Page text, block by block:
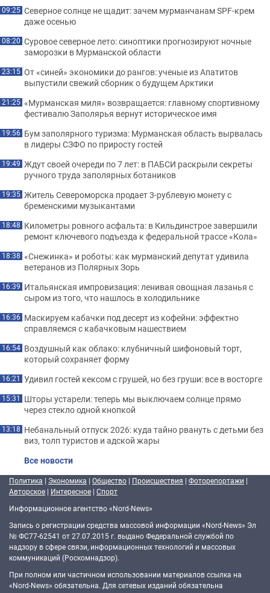
09:25 Северное солнце не щадит: зачем мурманчанам SPF-крем
даже осенью
08:20 Суровое северное лето: синоптики прогнозируют ночные
заморозки в Мурманской области
23:15 От «синей» экономики до рангов: ученые из Апатитов
выпустили свежий сборник о будущем Арктики
21:25 «Мурманская миля» возвращается: главному спортивному
фестивалю Заполярья вернут историческое имя
19:56 Бум заполярного туризма: Мурманская область вырвалась
в лидеры СЗФО по приросту гостей
19:49 Ждут своей очереди по 7 лет: в ПАБСИ раскрыли секреты
ручного труда заполярных ботаников
19:35 Житель Североморска продает 3-рублевую монету с
бременскими музыкантами
18:48 Километры ровного асфальта: в Кильдинстрое завершили
ремонт ключевого подъезда к федеральной трассе «Кола»
18:38 «Снежинка» и роботы: как мурманский депутат удивила
ветеранов из Полярных Зорь
16:39 Итальянская импровизация: ленивая овощная лазанья с
сыром из того, что нашлось в холодильнике
16:36 Маскируем кабачки под десерт из кофейни: эффектно
справляемся с кабачковым нашествием
16:54 Воздушный как облако: клубничный шифоновый торт,
который сохраняет форму
16:21 Удивил гостей кексом с грушей, но без груши: все в восторге
15:31 Шторы устарели: теперь мы выключаем солнце прямо
через стекло одной кнопкой
13:18 Небанальный отпуск 2026: куда тайно рвануть с детьми без
виз, толп туристов и адской жары
Все новости
Политика | Экономика | Общество | Происшествия | Фоторепортажи |
Авторское | Интересное | Спорт
Информационное агентство «Nord-News»
Запись о регистрации средства массовой информации «Nord-News» Эл
№ ФС77-62541 от 27.07.2015 г. выдано Федеральной службой по
надзору в сфере связи, информационных технологий и массовых
коммуникаций (Роскомнадзор).
При полном или частичном использовании материалов ссылка на
«Nord-News» обязательна. Для сетевых изданий обязательна